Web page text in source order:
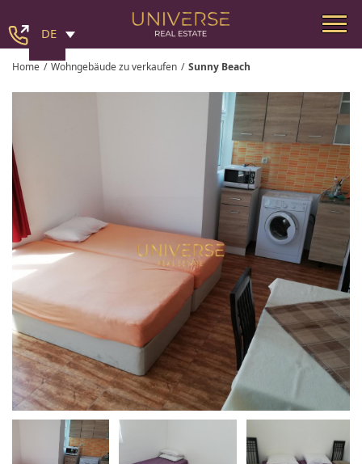
DE
Home / Wohngebäude zu verkaufen / Sunny Beach